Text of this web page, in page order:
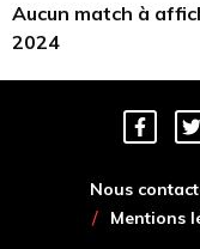
Aucun match à
2024
Nous
Mentions